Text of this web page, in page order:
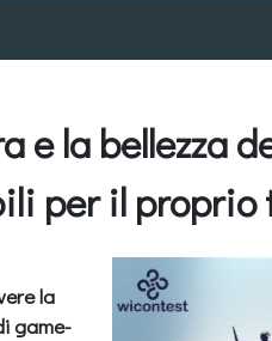
e la bellezza
per il
la
game-